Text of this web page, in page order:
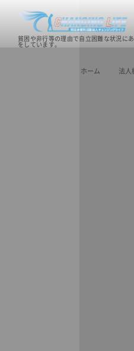
貧困や非行等の理由で自立困難な状況に
をしています。
ホーム 法人